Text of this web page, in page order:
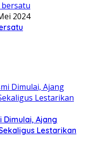
2024
Dimulai, Ajang
Lestarikan